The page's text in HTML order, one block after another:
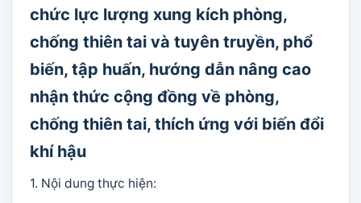
chức lực lượng xung kích phòng,
chống thiên tai và tuyên truyền, phổ
biến, tập huấn, hướng dẫn nâng cao
nhận thức cộng đồng về phòng,
chống thiên tai, thích ứng với biến đổi
khí hậu
1. Nội dung thực hiện: